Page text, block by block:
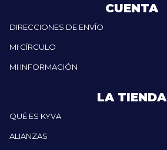
CUENTA
DIRECCIONES DE ENVÍO
MI CÍRCULO
MI INFORMACIÓN
LA TIENDA
QUÉ ES KYVA
ALIANZAS